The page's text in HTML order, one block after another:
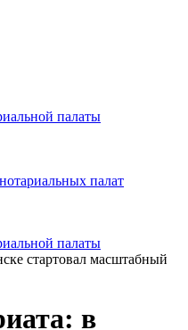
палаты
палат
палаты
стартовал масштабный
в